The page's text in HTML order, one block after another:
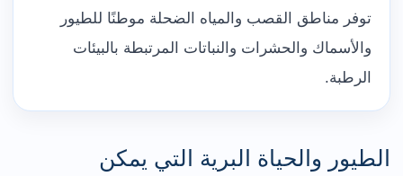
توفر مناطق القصب والمياه الضحلة موطنًا للطيور
والأسماك والحشرات والنباتات المرتبطة بالبيئات
الرطبة.
الطيور والحياة البرية التي يمكن